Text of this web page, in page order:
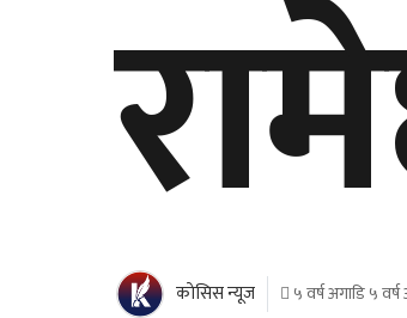
काेसिस न्यूज ५ वर्ष अगाडि ५ वर्ष